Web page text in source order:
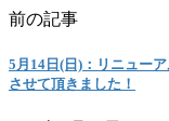
前の記事
5月14日(日)：リニュー
させて頂きました！